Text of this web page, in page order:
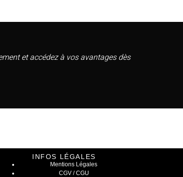
et accédez à vos avantages dès
INFOS LÉGALES
Mentions Légales
CGV / CGU